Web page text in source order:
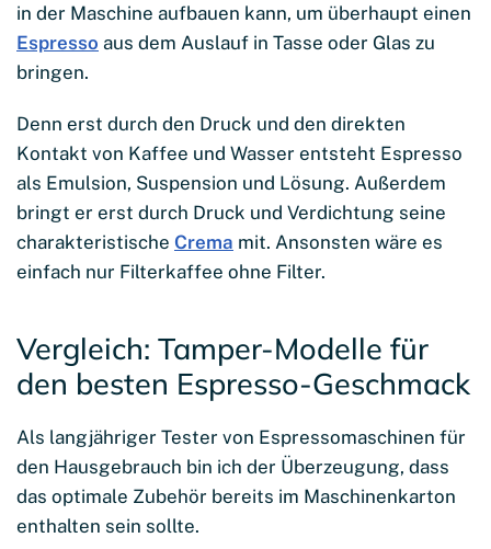
in der Maschine aufbauen kann, um überhaupt einen
Espresso aus dem Auslauf in Tasse oder Glas zu
bringen.
Denn erst durch den Druck und den direkten
Kontakt von Kaffee und Wasser entsteht Espresso
als Emulsion, Suspension und Lösung. Außerdem
bringt er erst durch Druck und Verdichtung seine
charakteristische Crema mit. Ansonsten wäre es
einfach nur Filterkaffee ohne Filter.
Vergleich: Tamper-Modelle für
den besten Espresso-Geschmack
Als langjähriger Tester von Espressomaschinen für
den Hausgebrauch bin ich der Überzeugung, dass
das optimale Zubehör bereits im Maschinenkarton
enthalten sein sollte.